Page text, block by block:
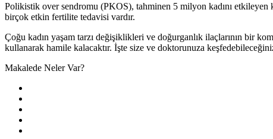
Polikistik over sendromu (PKOS), tahminen 5 milyon kadını etkileyen
birçok etkin fertilite tedavisi vardır.
Çoğu kadın yaşam tarzı değişiklikleri ve doğurganlık ilaçlarının bir
kullanarak hamile kalacaktır. İşte size ve doktorunuza
Makalede Neler Var?